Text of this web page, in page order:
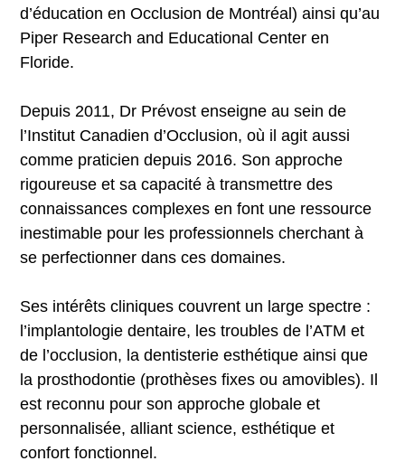
d’éducation en Occlusion de Montréal) ainsi qu’au
Piper Research and Educational Center en
Floride.
Depuis 2011, Dr Prévost enseigne au sein de
l’Institut Canadien d’Occlusion, où il agit aussi
comme praticien depuis 2016. Son approche
rigoureuse et sa capacité à transmettre des
connaissances complexes en font une ressource
inestimable pour les professionnels cherchant à
se perfectionner dans ces domaines.
Ses intérêts cliniques couvrent un large spectre :
l’implantologie dentaire, les troubles de l’ATM et
de l’occlusion, la dentisterie esthétique ainsi que
la prosthodontie (prothèses fixes ou amovibles). Il
est reconnu pour son approche globale et
personnalisée, alliant science, esthétique et
confort fonctionnel.